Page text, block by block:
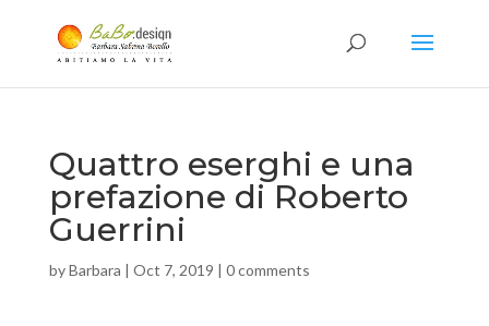
Quattro eserghi e una
prefazione di Roberto
Guerrini
byBarbara | Oct 7, 2019 | 0 comments